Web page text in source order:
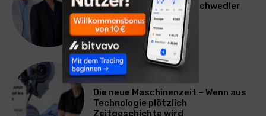
Willi Arsan & Christoph Schwedler
werden münchen.tv-
Geschäftsführer
TECHNIK
Die neue Maschinenzeit – Wenn aus
Technologie plötzlich